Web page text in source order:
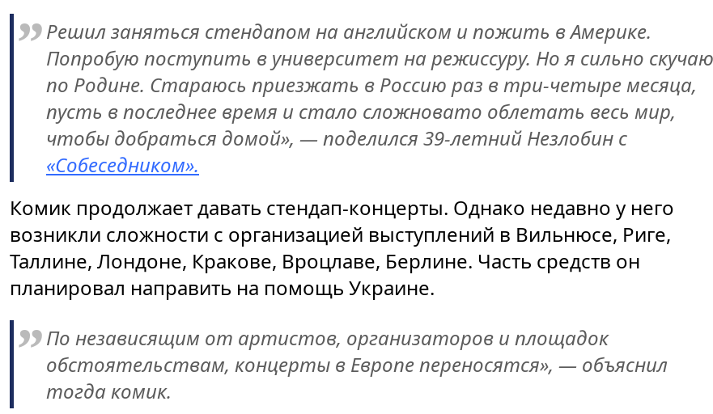
Решил заняться стендапом на английском и пожить в Америке.
Попробую поступить в университет на режиссуру. Но я сильно скучаю
по Родине. Стараюсь приезжать в Россию раз в три-четыре месяца,
пусть в последнее время и стало сложновато облетать весь мир,
чтобы добраться домой», — поделился 39-летний Незлобин с
«Собеседником».
Комик продолжает давать стендап-концерты. Однако недавно у него
возникли сложности с организацией выступлений в Вильнюсе, Риге,
Таллине, Лондоне, Кракове, Вроцлаве, Берлине. Часть средств он
планировал направить на помощь Украине.
По независящим от артистов, организаторов и площадок
обстоятельствам, концерты в Европе переносятся», — объяснил
тогда комик.